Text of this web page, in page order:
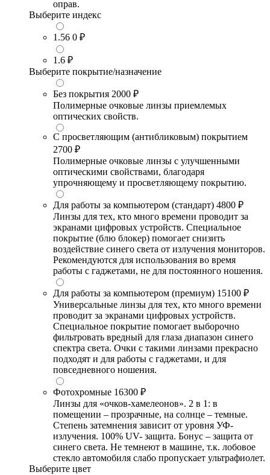
оправ.
Выберите индекс
1.56 0 ₽
1.6 ₽
Выберите покрытие/назначение
Без покрытия 2000 ₽
Полимерные очковые линзы приемлемых
оптических свойств.
С просветляющим (антибликовым) покрытием
2700 ₽
Полимерные очковые линзы с улучшенными
оптическими свойствами, благодаря
упрочняющему и просветляющему покрытию.
Для работы за компьютером (стандарт) 4800 ₽
Линзы для тех, кто много времени проводит за
экранами цифровых устройств. Специальное
покрытие (блю блокер) помогает снизить
воздействие синего света от излучения мониторов.
Рекомендуются для использования во время
работы с гаджетами, не для постоянного ношения.
Для работы за компьютером (премиум) 15100 ₽
Универсальные линзы для тех, кто много времени
проводит за экранами цифровых устройств.
Специальное покрытие помогает выборочно
фильтровать вредный для глаза диапазон синего
спектра света. Очки с такими линзами прекрасно
подходят и для работы с гаджетами, и для
повседневного ношения.
Фотохромные 16300 ₽
Линзы для «очков-хамелеонов». 2 в 1: в
помещении – прозрачные, на солнце – темные.
Степень затемнения зависит от уровня УФ-
излучения. 100% UV- защита. Бонус – защита от
синего света. Не темнеют в машине, т.к. лобовое
стекло автомобиля слабо пропускает ультрафиолет.
Выберите цвет